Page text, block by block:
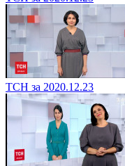
ТСН за 2020.12.23